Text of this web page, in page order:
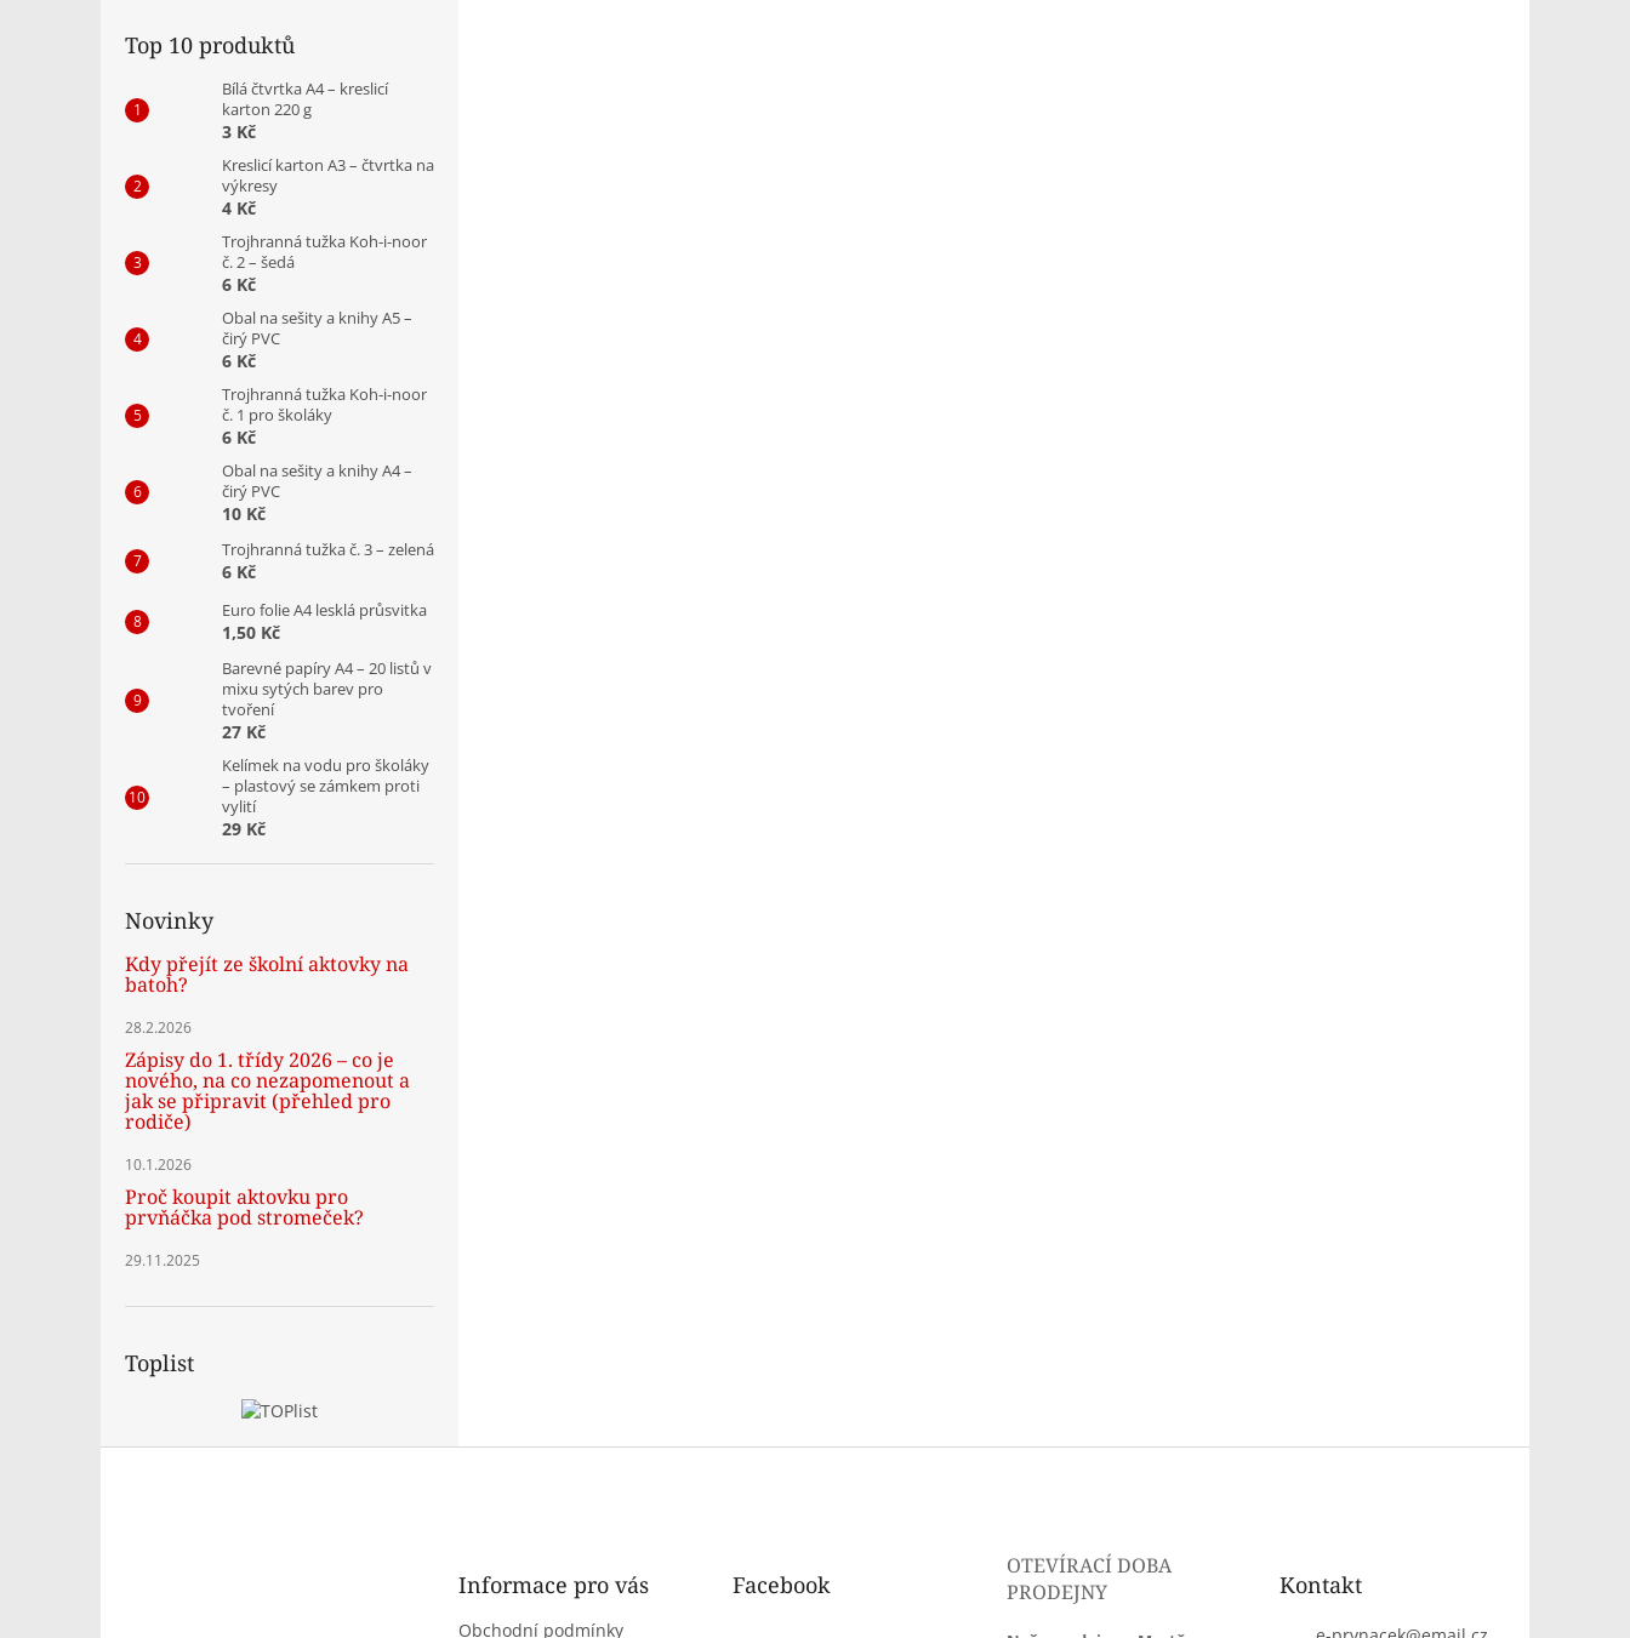
Top 10 produktů
Bílá čtvrtka A4 – kreslicí
karton 220 g
3 Kč
Kreslicí karton A3 – čtvrtka na
výkresy
4 Kč
Trojhranná tužka Koh-i-noor
č. 2 – šedá
6 Kč
Obal na sešity a knihy A5 –
čirý PVC
6 Kč
Trojhranná tužka Koh-i-noor
č. 1 pro školáky
6 Kč
Obal na sešity a knihy A4 –
čirý PVC
10 Kč
Trojhranná tužka č. 3 – zelená
6 Kč
Euro folie A4 lesklá průsvitka
1,50 Kč
Barevné papíry A4 – 20 listů v
mixu sytých barev pro
tvoření
27 Kč
Kelímek na vodu pro školáky
– plastový se zámkem proti
vylití
29 Kč
Novinky
Kdy přejít ze školní aktovky na
batoh?
28.2.2026
Zápisy do 1. třídy 2026 – co je
nového, na co nezapomenout a
jak se připravit (přehled pro
rodiče)
10.1.2026
Proč koupit aktovku pro
prvňáčka pod stromeček?
29.11.2025
Toplist
Informace pro vás
Obchodní podmínky
Facebook
OTEVÍRACÍ DOBA
PRODEJNY
Kontakt